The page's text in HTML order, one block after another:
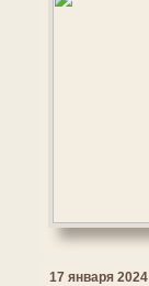
17 января 2024